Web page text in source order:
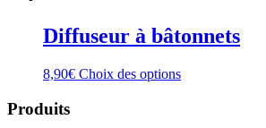
Diffuseur à bâtonnets
8,90€ Choix des optionsCe
Produits